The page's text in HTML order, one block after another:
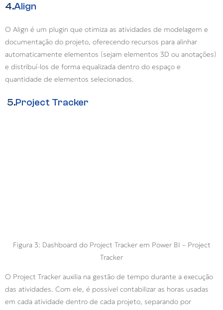
4.Align
O Align é um plugin que otimiza as atividades de modelagem e
documentação do projeto, oferecendo recursos para alinhar
automaticamente elementos (sejam elementos 3D ou anotações)
e distribuí-los de forma equalizada dentro do espaço e
quantidade de elementos selecionados.
5.Project Tracker
Figura 3: Dashboard do Project Tracker em Power BI – Project
Tracker
O Project Tracker auxilia na gestão de tempo durante a execução
das atividades. Com ele, é possível contabilizar as horas usadas
em cada atividade dentro de cada projeto, separando por